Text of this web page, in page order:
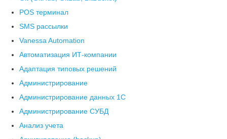
POS терминал
SMS рассылки
Vanessa Automation
Автоматизация ИТ-компании
Адаптация типовых решений
Администрирование
Администрирование данных 1С
Администрирование СУБД
Анализ учета